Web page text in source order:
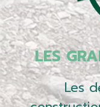
LES
Les